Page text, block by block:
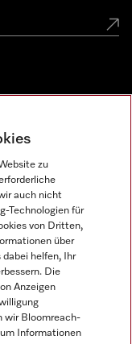
zu
auch nicht
Technologien für
von Dritten,
über
dabei helfen, Ihr
Die
Anzeigen
wir Bloomreach-
Informationen